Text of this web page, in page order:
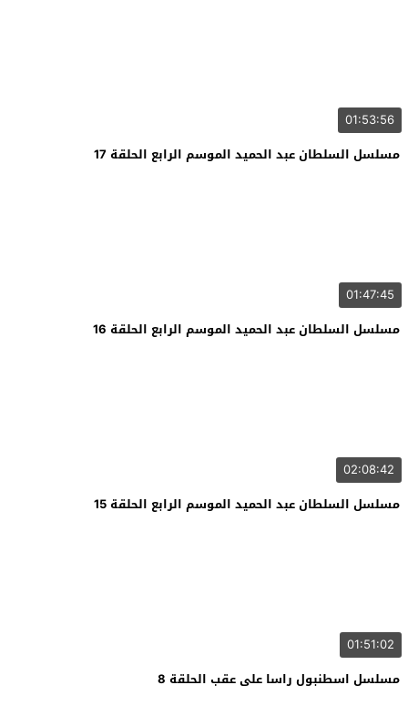
01:53:56
مسلسل السلطان عبد الحميد الموسم الرابع الحلقة 17
01:47:45
مسلسل السلطان عبد الحميد الموسم الرابع الحلقة 16
02:08:42
مسلسل السلطان عبد الحميد الموسم الرابع الحلقة 15
01:51:02
مسلسل اسطنبول راسا على عقب الحلقة 8